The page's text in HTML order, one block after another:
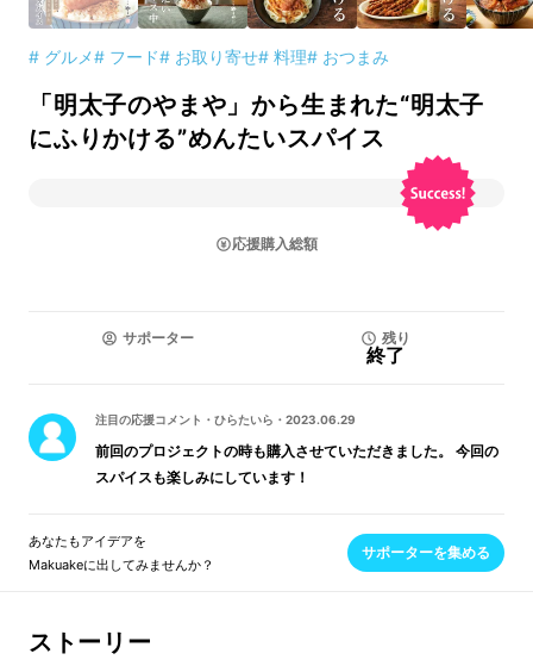
# グルメ# フード# お取り寄せ# 料理# おつまみ
「明太子のやまや」から生まれた“明太子
にふりかける”めんたいスパイス
応援購入総額
サポーター 残り
終了
注目の応援コメント ・ ひらたいら ・ 2023.06.29
前回のプロジェクトの時も購入させていただきました。 今回の
スパイスも楽しみにしています！
あなたもアイデアを
Makuakeに出してみませんか？
サポーターを集める
ストーリー